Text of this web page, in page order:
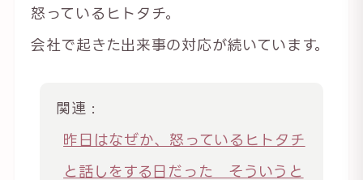
怒っているヒトタチ。
会社で起きた出来事の対応が続いています。
関連 :
昨日はなぜか、怒っているヒトタチ
と話しをする日だった そういうと